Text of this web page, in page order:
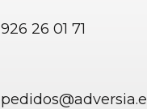
926 26 01 71